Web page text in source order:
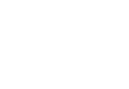
erleben - zur Startseite